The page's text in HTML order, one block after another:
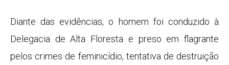
Diante das evidências, o homem foi conduzido à
Delegacia de Alta Floresta e preso em flagrante
pelos crimes de feminicídio, tentativa de destruição